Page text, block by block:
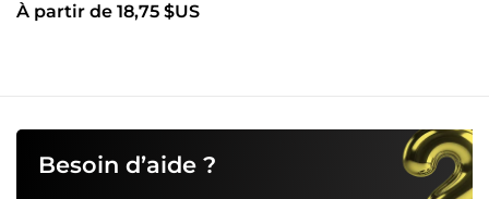
À partir de 18,75 $US
Besoin d’aide ?